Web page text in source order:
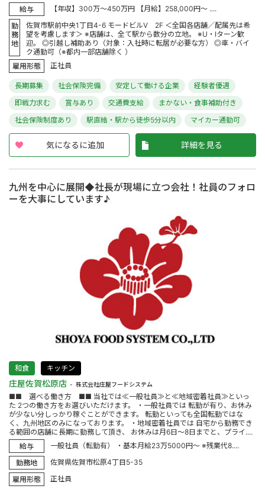
給与
【年収】300万～450万円 【月給】258,000円～ ....
勤
務
地
佐賀市駅前中央1丁目4-6 モードビルV 2F ＜全国各店舗／配属先は希
望を考慮します＞ ※店舗は、全て駅から数分の立地。 ※U・Iターン歓
迎。 ◎引越し補助あり（対象：入社時に転居が必要な方） ◎車・バイ
ク通勤可（※都内一部店舗除く ）
雇用形態
正社員
長期募集 社会保険完備 安定して働ける企業
経験者優遇
即戦力求む
賞与あり 交通費支給
まかない・食事補助付き
社会保険制度あり
駅直結・駅から徒歩5分以内 マイカー通勤可
気になるに追加 詳細を見る
九州を中心に展開◆社長が現場に立つ会社！社員のフォロ
ーを大事にしています♪
和食 キッチン
庄屋佐賀松原店 株式会社庄屋フードシステム
■■ 選べる働き方 ■■ 当社では≪一般社員≫と≪地域密着社員≫といっ
た 2つの働き方をお選びいただけます。 ・一般社員では 転勤が有り、お休み
が少ない分しっかり稼ぐことができます。 転勤といっても全国転勤ではな
く、九州地区のみになっております。 ・地域密着社員では 自宅から勤務でき
る範囲の店舗に長期に勤務して頂き、 お休みは月6日～8日までと、プライ....
給与
一般社員（転勤有） ・基本月給23万5000円～ ※残業代8....
勤務地
佐賀県佐賀市松原4丁目5-35
雇用形態
正社員